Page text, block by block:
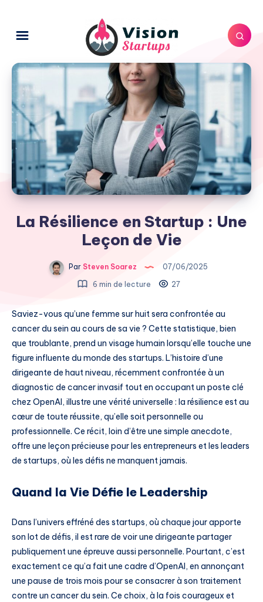
La Résilience en Startup : Une
Leçon de Vie
Par Steven Soarez
07/06/2025
6 min de lecture
27
Saviez-vous qu’une femme sur huit sera confrontée au
cancer du sein au cours de sa vie ? Cette statistique, bien
que troublante, prend un visage humain lorsqu’elle touche une
figure influente du monde des startups. L’histoire d’une
dirigeante de haut niveau, récemment confrontée à un
diagnostic de cancer invasif tout en occupant un poste clé
chez OpenAI, illustre une vérité universelle : la résilience est au
cœur de toute réussite, qu’elle soit personnelle ou
professionnelle. Ce récit, loin d’être une simple anecdote,
offre une leçon précieuse pour les entrepreneurs et les leaders
de startups, où les défis ne manquent jamais.
Quand la Vie Défie le Leadership
Dans l’univers effréné des startups, où chaque jour apporte
son lot de défis, il est rare de voir une dirigeante partager
publiquement une épreuve aussi personnelle. Pourtant, c’est
exactement ce qu’a fait une cadre d’OpenAI, en annonçant
une pause de trois mois pour se consacrer à son traitement
contre un cancer du sein. Ce choix, à la fois courageux et